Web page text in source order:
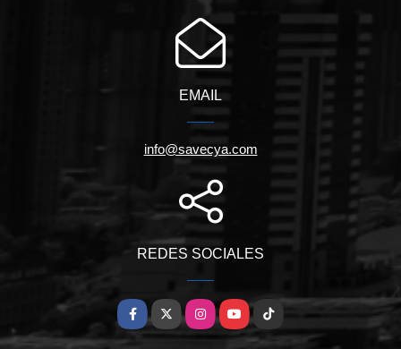
EMAIL
info@savecya.com
REDES SOCIALES
Facebook
X InstagramYouTubeTikTok